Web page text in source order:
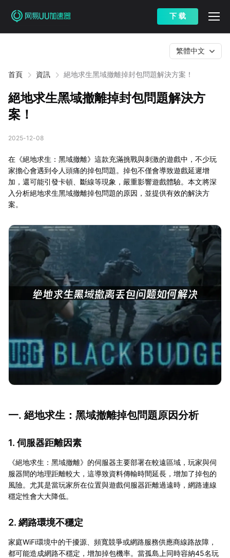
下 载
首頁 資訊 絕地求生黑域撤離掉封包問題解決方案！
繁體中文
絕地求生黑域撤離掉封包問題解決方
案！
2025-12-08
在《絕地求生：黑域撤離》這款充滿挑戰與刺激的遊戲中，不少玩
家擔心會遇到令人頭痛的掉包問題。掉包不僅會導致遊戲延遲增
加，還可能引發卡頓、斷線等現象，嚴重影響遊戲體驗。本文將深
入分析絕地求生黑域撤離掉包問題的原因，並提供有效的解決方
案。
一. 絕地求生：黑域撤離掉包問題原因分析
1. 伺服器距離因素
《絕地求生：黑域撤離》的伺服器主要部署在較遠區域，玩家與伺
服器間的地理距離較大，這導致資料傳輸時間延長，增加了掉包的
風險。尤其是當玩家所在位置與遊戲伺服器距離過遠時，網路連線
穩定性會大大降低。
2. 網路環境不穩定
家庭WiFi環境中的干擾源、頻寬競爭或網路服務供應商線路故障，
都可能造成網路不穩定，增加掉包機率。當孤島上同時容納45名玩